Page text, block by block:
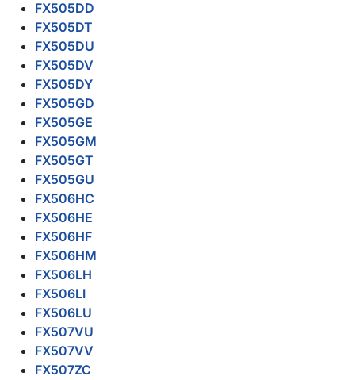
FX505DD
FX505DT
FX505DU
FX505DV
FX505DY
FX505GD
FX505GE
FX505GM
FX505GT
FX505GU
FX506HC
FX506HE
FX506HF
FX506HM
FX506LH
FX506LI
FX506LU
FX507VU
FX507VV
FX507ZC